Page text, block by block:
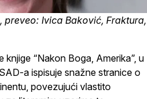
preveo: Ivica Baković, Fraktura,
“Nakon Boga, Amerika”, u
a ispisuje snažne stranice o
povezujući vlastito